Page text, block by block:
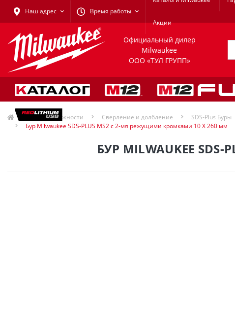
Наш адрес Время работы
Акции
Официальный дилер
Milwaukee
ООО «ТУЛ ГРУПП»
Принадлежности Сверление и долбление SDS-Plus Буры
Бур Milwaukee SDS-PLUS MS2 с 2-мя режущими кромками 10 X 260 мм
БУР MILWAUKEE